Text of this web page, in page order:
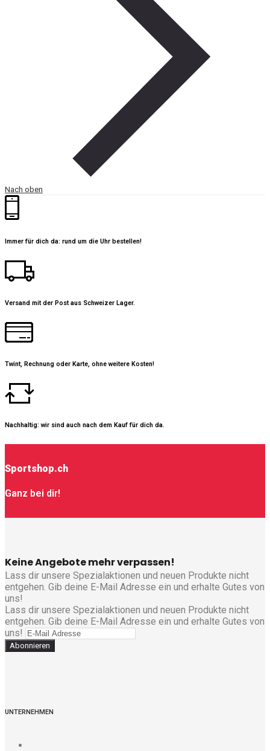
Nach oben
Immer für dich da: rund um die Uhr bestellen!
Versand mit der Post aus Schweizer Lager.
Twint, Rechnung oder Karte, ohne weitere Kosten!
Nachhaltig: wir sind auch nach dem Kauf für dich da.
Sportshop.ch
Ganz bei dir!
Keine Angebote mehr verpassen!
Lass dir unsere Spezialaktionen und neuen Produkte nicht
entgehen. Gib deine E-Mail Adresse ein und erhalte Gutes von
uns!
Lass dir unsere Spezialaktionen und neuen Produkte nicht
entgehen. Gib deine E-Mail Adresse ein und erhalte Gutes von
uns!
Abonnieren
UNTERNEHMEN